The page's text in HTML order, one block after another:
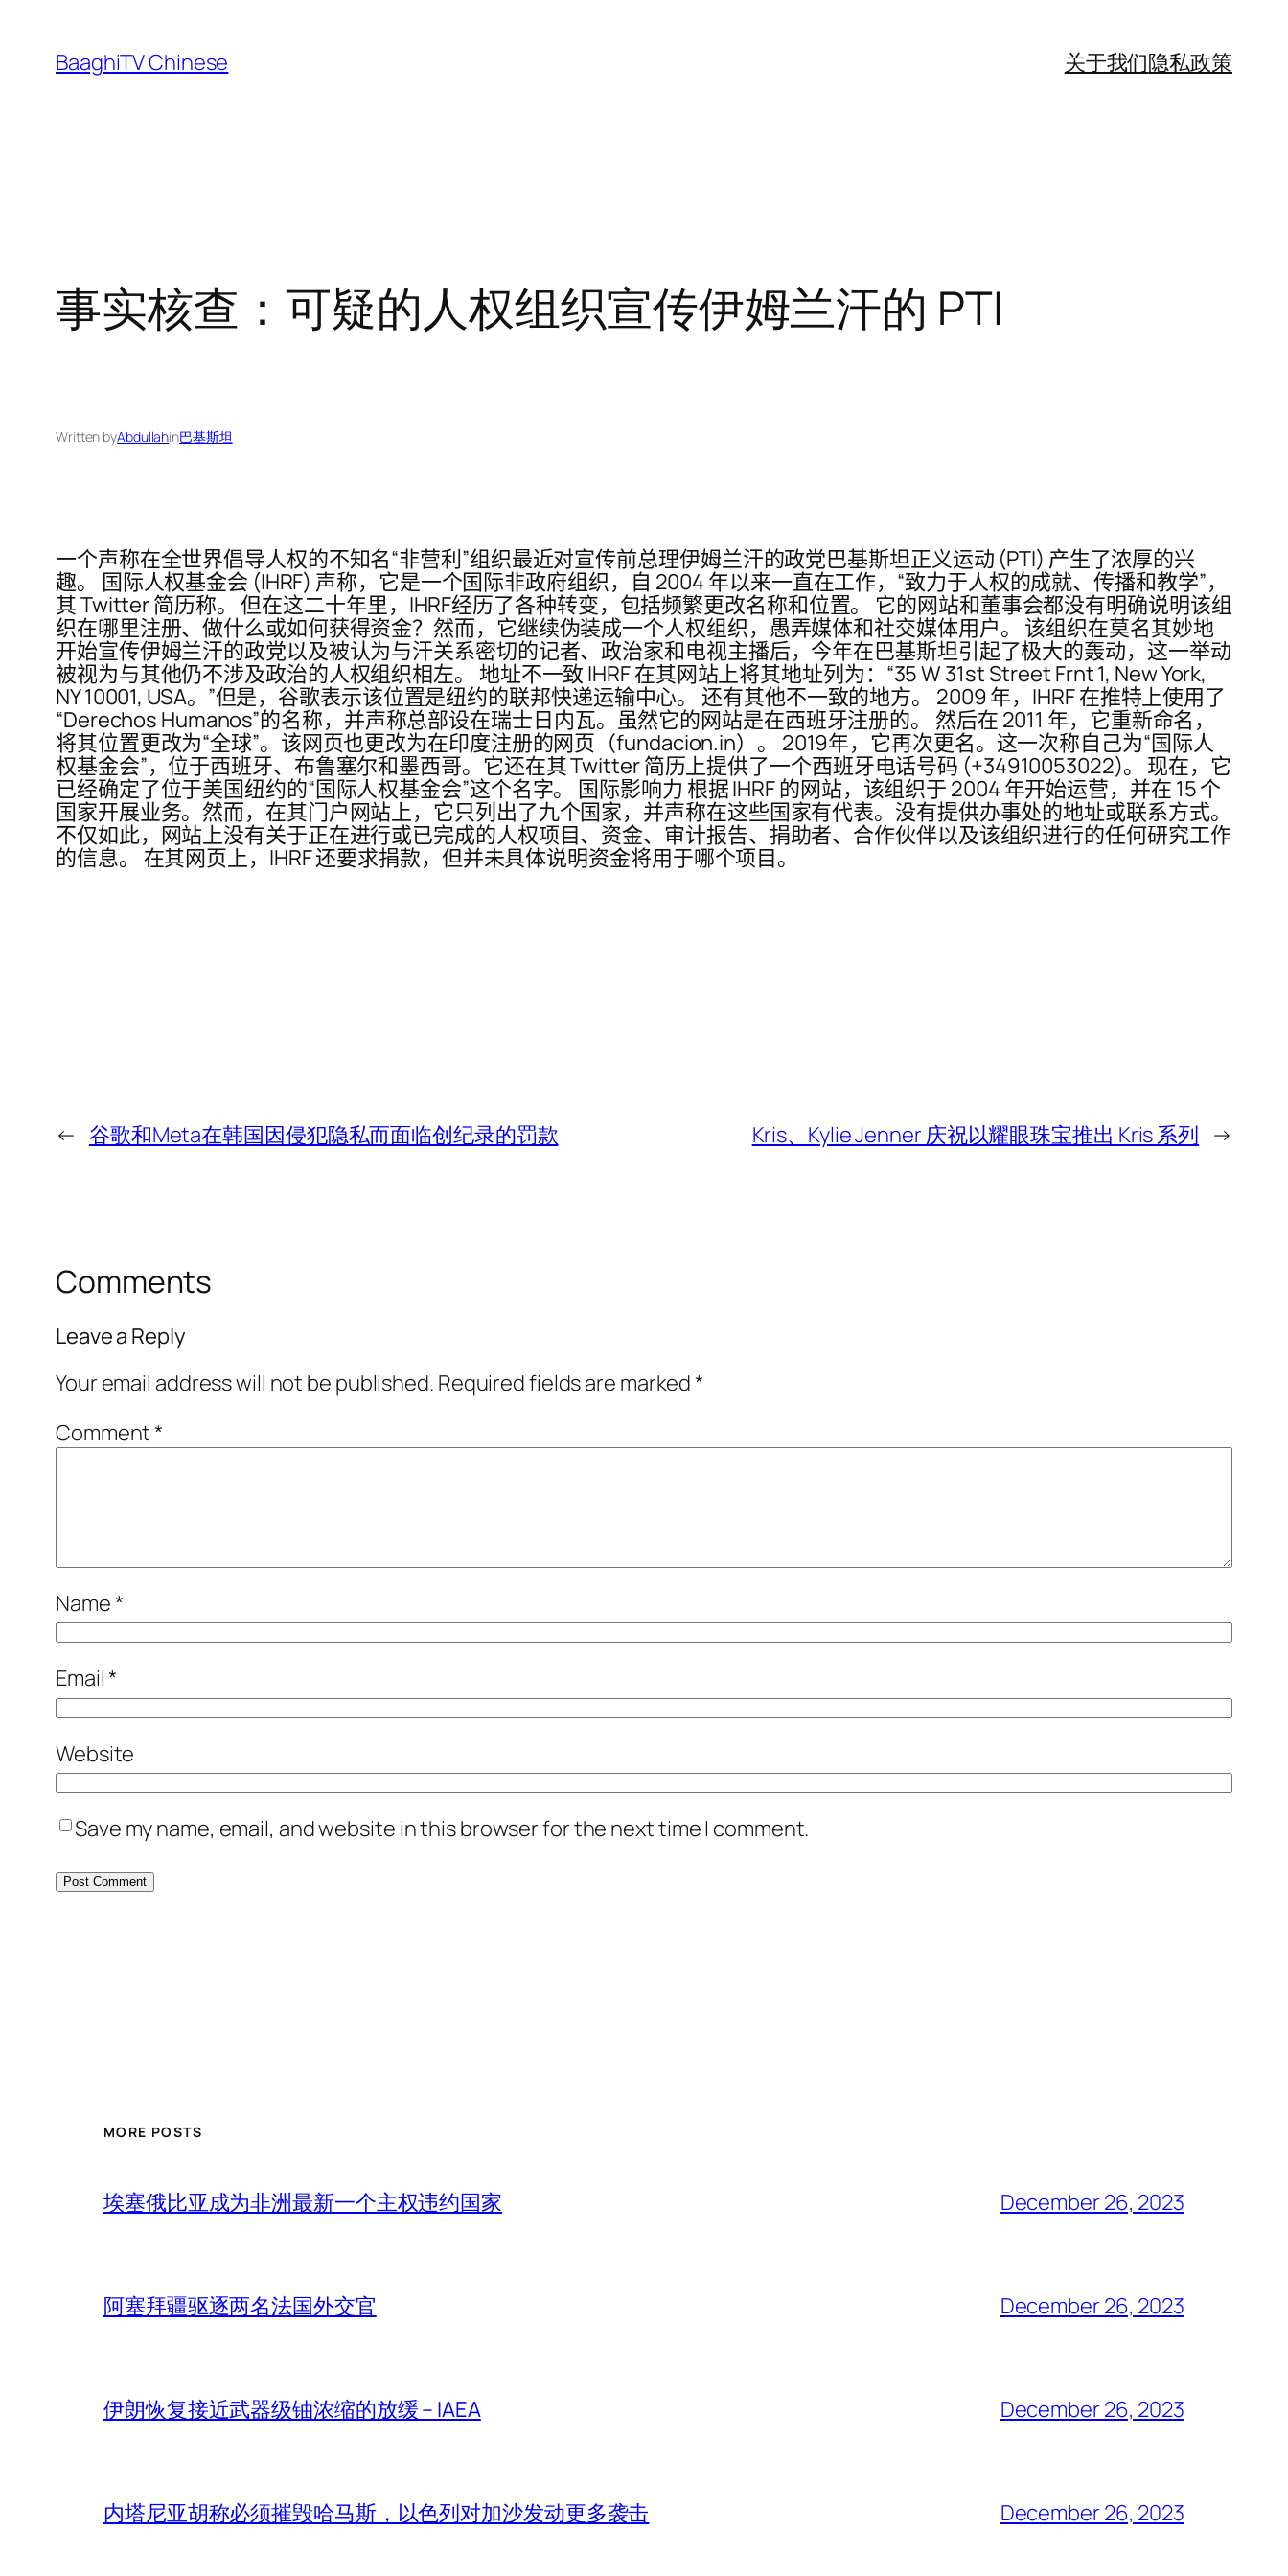
content
BaaghiTV Chinese 关于我们隐私政策
事实核查：可疑的人权组织宣传伊姆兰汗的 PTI
Written byAbdullahin巴基斯坦
一个声称在全世界倡导人权的不知名“非营利”组织最近对宣传前总理伊姆兰汗的政党巴基斯坦正义运动 (PTI) 产生了浓厚的兴
趣。 国际人权基金会 (IHRF) 声称，它是一个国际非政府组织，自 2004 年以来一直在工作，“致力于人权的成就、传播和教学”，
其 Twitter 简历称。 但在这二十年里，IHRF经历了各种转变，包括频繁更改名称和位置。 它的网站和董事会都没有明确说明该组
织在哪里注册、做什么或如何获得资金？然而，它继续伪装成一个人权组织，愚弄媒体和社交媒体用户。 该组织在莫名其妙地
开始宣传伊姆兰汗的政党以及被认为与汗关系密切的记者、政治家和电视主播后，今年在巴基斯坦引起了极大的轰动，这一举动
被视为与其他仍不涉及政治的人权组织相左。 地址不一致 IHRF 在其网站上将其地址列为：“35 W 31st Street Frnt 1, New York,
NY 10001, USA。”但是，谷歌表示该位置是纽约的联邦快递运输中心。 还有其他不一致的地方。 2009 年，IHRF 在推特上使用了
“Derechos Humanos”的名称，并声称总部设在瑞士日内瓦。虽然它的网站是在西班牙注册的。 然后在 2011 年，它重新命名，
将其位置更改为“全球”。该网页也更改为在印度注册的网页（fundacion.in）。 2019年，它再次更名。这一次称自己为“国际人
权基金会”，位于西班牙、布鲁塞尔和墨西哥。它还在其 Twitter 简历上提供了一个西班牙电话号码 (+34910053022)。 现在，它
已经确定了位于美国纽约的“国际人权基金会”这个名字。 国际影响力 根据 IHRF 的网站，该组织于 2004 年开始运营，并在 15 个
国家开展业务。然而，在其门户网站上，它只列出了九个国家，并声称在这些国家有代表。没有提供办事处的地址或联系方式。
不仅如此，网站上没有关于正在进行或已完成的人权项目、资金、审计报告、捐助者、合作伙伴以及该组织进行的任何研究工作
的信息。 在其网页上，IHRF 还要求捐款，但并未具体说明资金将用于哪个项目。
← 谷歌和Meta在韩国因侵犯隐私而面临创纪录的罚款 Kris、Kylie Jenner 庆祝以耀眼珠宝推出 Kris 系列 →
Comments
Leave a Reply
Your email address will not be published. Required fields are marked*
Comment*
Name*
Email*
Website
Save my name, email, and website in this browser for the next time I comment.
MORE POSTS
埃塞俄比亚成为非洲最新一个主权违约国家 December 26, 2023
阿塞拜疆驱逐两名法国外交官 December 26, 2023
伊朗恢复接近武器级铀浓缩的放缓 – IAEA December 26, 2023
内塔尼亚胡称必须摧毁哈马斯，以色列对加沙发动更多袭击 December 26, 2023